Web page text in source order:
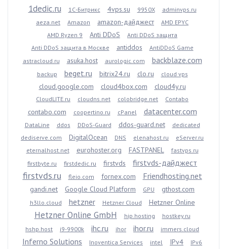
1dedic.ru 1С-Битрикс 4vps.su 9950X
adminvps.ru
aeza.net
Amazon amazon-дайджест
AMD EPYC
AMD Ryzen 9
Anti DDoS
Anti DDoS защита
Anti DDoS защита в Москве
antiddos
AntiDDoS Game
astracloud.ru
asuka.host aurologic.com backblaze.com
backup beget.ru bitrix24.ru clo.ru cloud vps
cloud.google.com cloud4box.com cloud4y.ru
CloudLITE.ru cloudns.net colobridge.net Contabo
contabo.com coopertino.ru cPanel datacenter.com
DataLine ddos DDoS-Guard ddos-guard.net
dedicated
dediserve.com
DigitalOcean DNS elenahost.ru
eServer.ru
eternalhost.net
eurohoster.org FASTPANEL
fastvps.ru
firstbyte.ru
firstdedic.ru firstvds firstvds-дайджест
firstvds.ru fleio.com fornex.com Friendhosting.net
gandi.net Google Cloud Platform GPU gthost.com
h3llo.cloud hetzner Hetzner Cloud Hetzner Online
Hetzner Online GmbH hip.hosting
hostkey.ru
hshp.host
i9-9900k ihc.ru ihor ihor.ru immers.cloud
Inferno Solutions Inoventica Services intel IPv4 IPv6